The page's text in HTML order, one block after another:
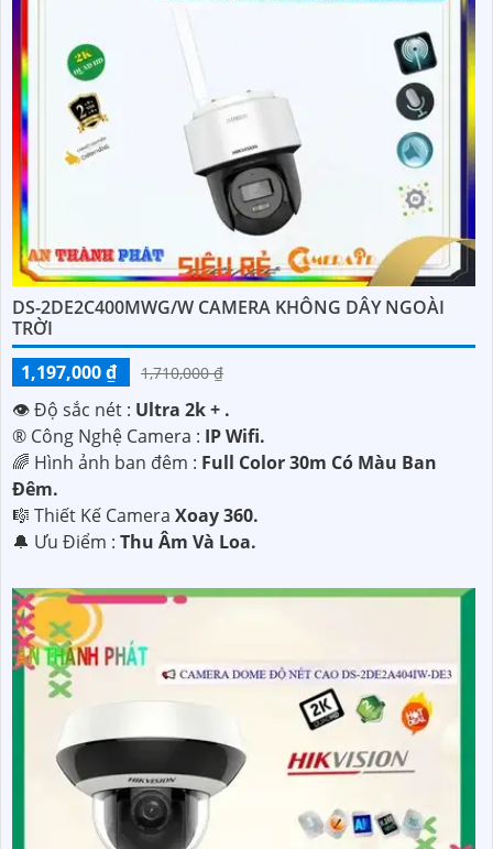
DS-2DE2C400MWG/W CAMERA KHÔNG DÂY NGOÀI
TRỜI
1,197,000 ₫
1,710,000 ₫
👁 Độ sắc nét : Ultra 2k + .
®️ Công Nghệ Camera : IP Wifi.
🌈 Hình ảnh ban đêm : Full Color 30m Có Màu Ban
Ðêm.
🎼️ Thiết Kế Camera Xoay 360.
️🔔 Ưu Điểm : Thu Âm Và Loa.